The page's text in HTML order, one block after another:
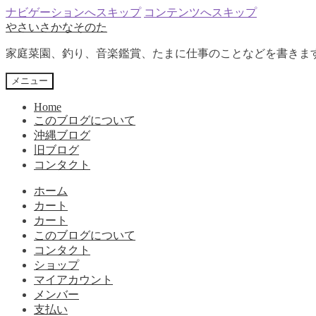
ナビゲーションへスキップ コンテンツへスキップ
やさいさかなそのた
家庭菜園、釣り、音楽鑑賞、たまに仕事のことなどを書きま
メニュー
Home
このブログについて
沖縄ブログ
旧ブログ
コンタクト
ホーム
カート
カート
このブログについて
コンタクト
ショップ
マイアカウント
メンバー
支払い